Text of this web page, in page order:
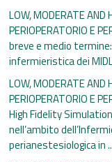
LOW, MODERATE AND
PERIOPERATORIO E
breve e medio
infermieristica dei
LOW, MODERATE AND
PERIOPERATORIO E
High Fidelity
nell’ambito
perianestesiologica in